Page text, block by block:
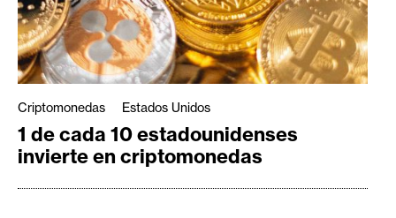
Criptomonedas Estados Unidos
1 de cada 10 estadounidenses
invierte en criptomonedas